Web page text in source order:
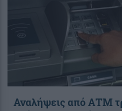
Αναλήψεις από ΑΤΜ